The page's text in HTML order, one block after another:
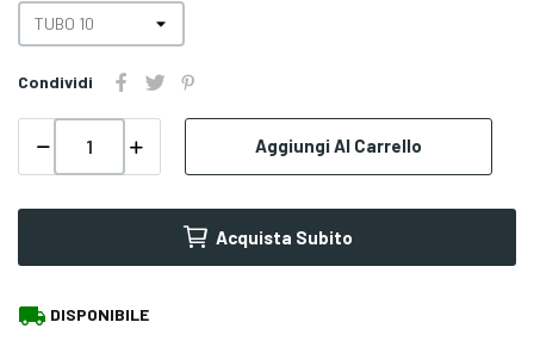
Condividi
Aggiungi Al Carrello
Acquista Subito
local_shipping DISPONIBILE